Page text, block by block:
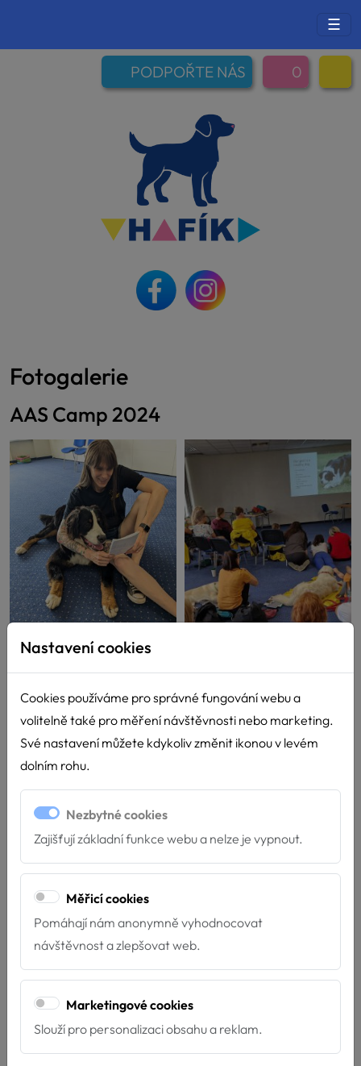
☰
PODPOŘTE NÁS 0
Fotogalerie
AAS Camp 2024
Nastavení cookies
Cookies používáme pro správné fungování webu a
volitelně také pro měření návštěvnosti nebo marketing.
Své nastavení můžete kdykoliv změnit ikonou v levém
dolním rohu.
Nezbytné cookies
Zajišťují základní funkce webu a nelze je vypnout.
Měřicí cookies
Pomáhají nám anonymně vyhodnocovat
návštěvnost a zlepšovat web.
Marketingové cookies
Slouží pro personalizaci obsahu a reklam.